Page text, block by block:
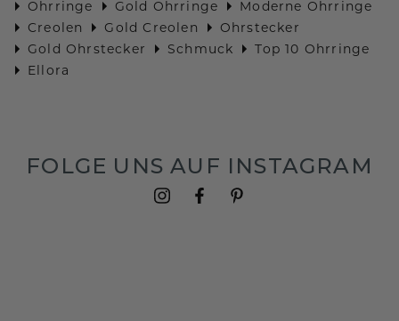
Ohrringe
Gold Ohrringe
Moderne Ohrringe
Creolen
Gold Creolen
Ohrstecker
Gold Ohrstecker
Schmuck
Top 10 Ohrringe
Ellora
FOLGE UNS AUF INSTAGRAM